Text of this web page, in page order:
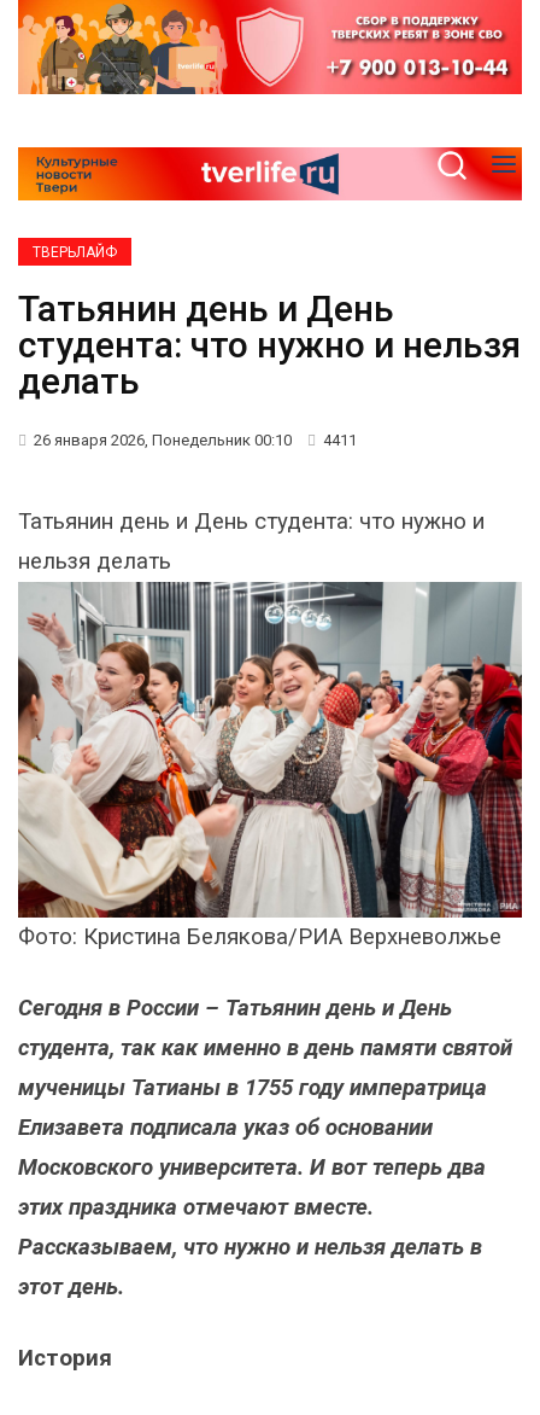
ТВЕРЬЛАЙФ
Татьянин день и День
студента: что нужно и нельзя
делать
26 января 2026, Понедельник 00:10 4411
Татьянин день и День студента: что нужно и
нельзя делать
Фото: Кристина Белякова/РИА Верхневолжье
Сегодня в России – Татьянин день и День
студента, так как именно в день памяти святой
мученицы Татианы в 1755 году императрица
Елизавета подписала указ об основании
Московского университета. И вот теперь два
этих праздника отмечают вместе.
Рассказываем, что нужно и нельзя делать в
этот день.
История